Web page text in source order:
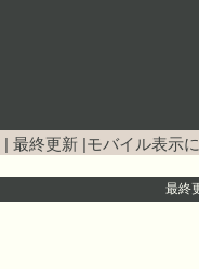
最終更新 モバイル表示
最終